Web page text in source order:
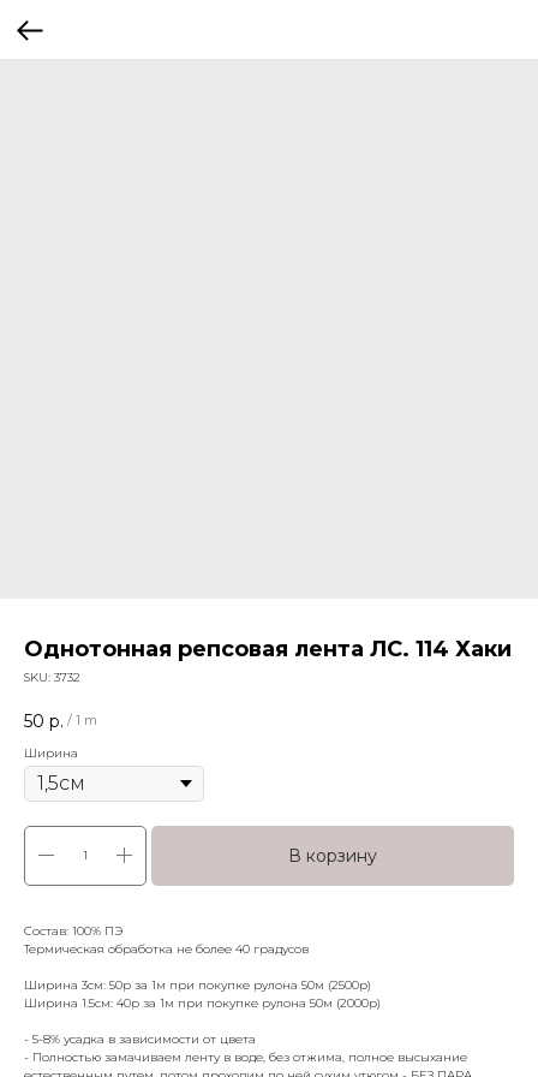
Однотонная репсовая лента ЛС. 114 Хаки
SKU: 3732
50 р. / 1 m
Ширина
В корзину
Cостав: 100% ПЭ
Термическая обработка не более 40 градусов
Ширина 3см: 50р за 1м при покупке рулона 50м (2500р)
Ширина 1.5см: 40р за 1м при покупке рулона 50м (2000р)
- 5-8% усадка в зависимости от цвета
- Полностью замачиваем ленту в воде, без отжима, полное высыхание